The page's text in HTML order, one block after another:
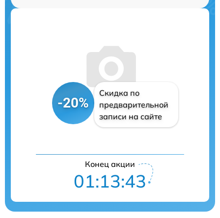
-20%
Скидка по
предварительной
записи на сайте
Конец акции
01:13:42